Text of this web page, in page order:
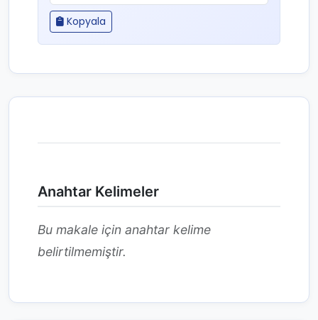
Kopyala
Anahtar Kelimeler
Bu makale için anahtar kelime
belirtilmemiştir.